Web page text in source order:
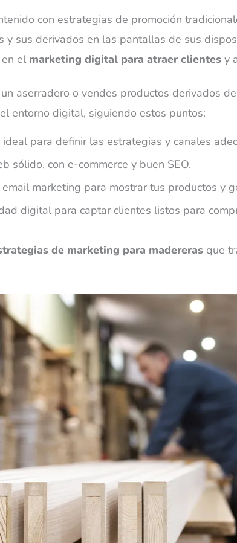
con estrategias de promoción
y sus derivados en las pantallas de sus
el marketing digital para atraer clientes y
aserradero o vendes productos derivados
entorno digital, siguiendo estos puntos:
para definir las estrategias y canales
sólido, con e-commerce y buen SEO.
marketing para mostrar tus productos y
digital para captar clientes listos para
de marketing para madereras que